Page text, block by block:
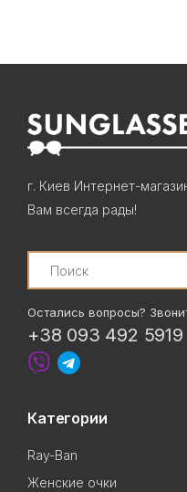
г. Киев Интернет-
Вам всегда рады!
Search
Остались вопросы?
+38 093 492 5919
Категории
Ray-Ban
Женские очки